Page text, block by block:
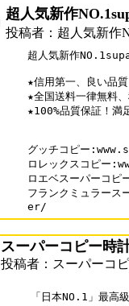
超人気新作
投稿者：超人気新作
超人気新作
★信用第一、良い品質
★全国送料一律無料
★100%品質保証！満
グッチコピー
ロレックスコピ
ロエベスーパーコ
フランクミュラー
er/
スーパーコピー時
投稿者：スーパーコ
「日本NO.1」最高